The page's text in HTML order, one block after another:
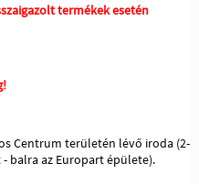
termékek esetén
Centrum területén lévő iroda (2-
balra az Europart épülete).